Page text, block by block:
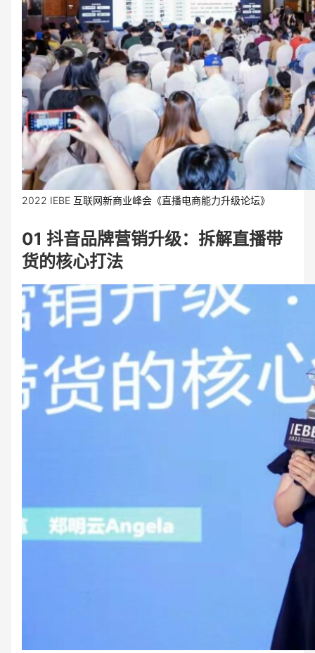
2022 IEBE 互联网新商业峰会《直播电商能力升级论坛》
01 抖音品牌营销升级：拆解直播带
货的核心打法